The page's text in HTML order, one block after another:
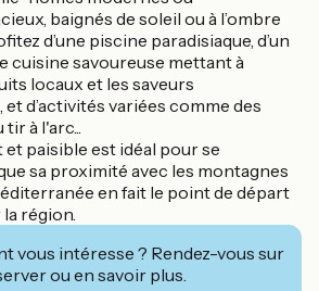
baignés de soleil ou à l’ombre
d’une piscine paradisiaque, d’un
cuisine savoureuse mettant à
locaux et les saveurs
et d’activités variées comme des
tir à l'arc...
et paisible est idéal pour se
sa proximité avec les montagnes
en fait le point de départ
région.
vous intéresse ? Rendez-vous sur
ou en savoir plus.